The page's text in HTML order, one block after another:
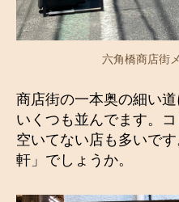
六角橋商店街
商店街の一本奥の細い
いくつも並んでます。
空いてない店も多いで
軒」でしょうか。